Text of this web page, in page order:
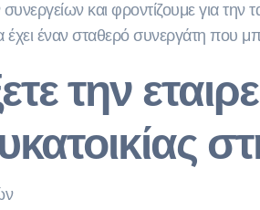
και φροντίζουμε για την
έχει έναν σταθερό συνεργάτη που
την